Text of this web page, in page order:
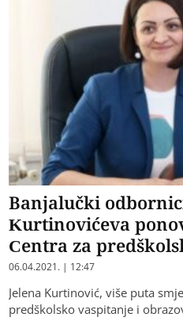
Banjalučki
Kurtinovićeva
Centra za
06.04.2021. | 12:47
Jelena Kurtinović, više puta
predškolsko vaspitanje i